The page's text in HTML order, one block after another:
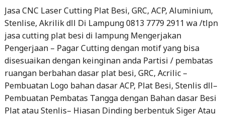
Jasa CNC Laser Cutting Plat Besi, GRC, ACP, Aluminium,
Stenlise, Akrilik dll Di Lampung 0813 7779 2911 wa /tlpn
jasa cutting plat besi di lampung Mengerjakan
Pengerjaan – Pagar Cutting dengan motif yang bisa
disesuaikan dengan keinginan anda Partisi / pembatas
ruangan berbahan dasar plat besi, GRC, Acrilic –
Pembuatan Logo bahan dasar ACP, Plat Besi, Stenlis dll–
Pembuatan Pembatas Tangga dengan Bahan dasar Besi
Plat atau Stenlis– Hiasan Dinding berbentuk Siger Atau